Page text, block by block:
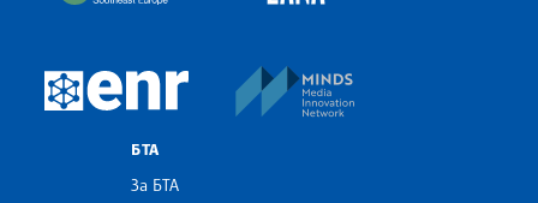
European Newsroom
БТА
За БТА